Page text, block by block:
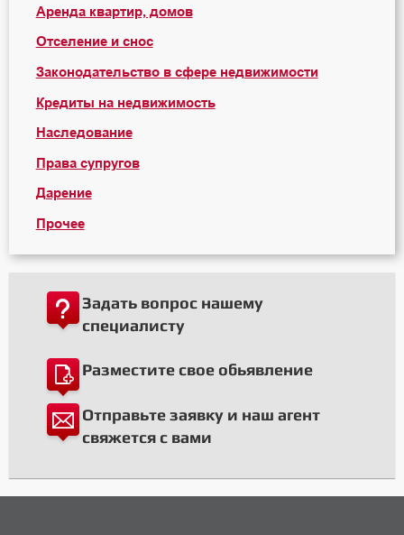
Аренда квартир, домов
Отселение и снос
Законодательство в сфере недвижимости
Кредиты на недвижимость
Наследование
Права супругов
Дарение
Прочее
Задать вопрос нашему
специалисту
Разместите свое обьявление
Отправьте заявку и наш агент
свяжется с вами